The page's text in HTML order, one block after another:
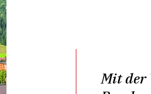
Mit der